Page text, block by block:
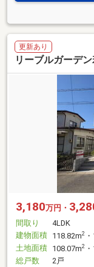
更新あり
リーブルガーデ
3,180万円・
間取り
4LDK
建物面積 118.82m2
土地面積 108.07m2
総戸数
2戸